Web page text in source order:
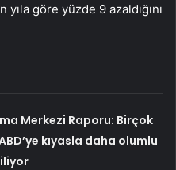
yıla göre yüzde 9 azaldığını
Merkezi Raporu: Birçok
kıyasla daha olumlu